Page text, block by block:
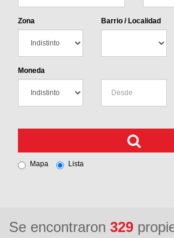
Zona Barrio / Localidad
Moneda
Mapa Lista
Se encontraron 329